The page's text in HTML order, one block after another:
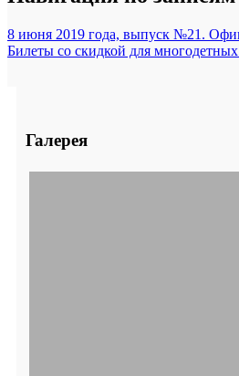
8 июня 2019 года, выпуск №21.
Билеты со скидкой для
Галерея